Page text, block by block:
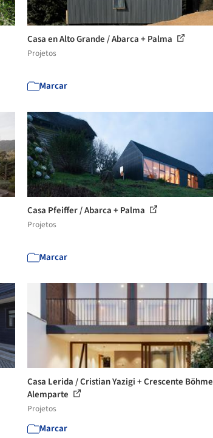
Casa en Alto Grande / Abarca + Palma
Projetos
Marcar
Casa Pfeiffer / Abarca + Palma
Projetos
Marcar
Casa Lerida / Cristian Yazigi + Crescente Böhme
Alemparte
Projetos
Marcar